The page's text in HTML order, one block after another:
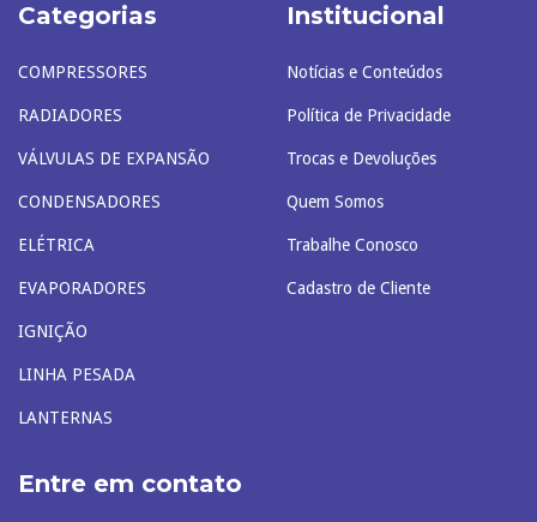
Categorias
COMPRESSORES
RADIADORES
VÁLVULAS DE EXPANSÃO
CONDENSADORES
ELÉTRICA
EVAPORADORES
IGNIÇÃO
LINHA PESADA
LANTERNAS
Institucional
Notícias e Conteúdos
Política de Privacidade
Trocas e Devoluções
Quem Somos
Trabalhe Conosco
Cadastro de Cliente
Entre em contato